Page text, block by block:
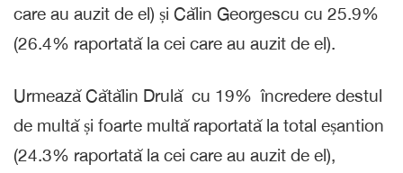
care au auzit de el) și Călin Georgescu cu 25.9%
(26.4% raportată la cei care au auzit de el).
Urmează Cătălin Drulă cu 19% încredere destul
de multă și foarte multă raportată la total eșantion
(24.3% raportată la cei care au auzit de el),